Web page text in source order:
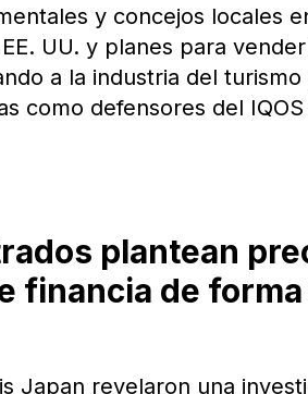
y concejos locales
UU. y planes para
a la industria del
como defensores del IQOS
plantean
financia de
Japan revelaron una